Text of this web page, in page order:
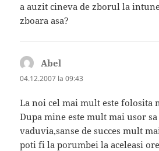
a auzit cineva de zborul la
zboara asa?
Abel
04.12.2007 la 09:43
La noi cel mai mult este folosita
Dupa mine este mult mai usor
vaduvia,sanse de succes mult
poti fi la porumbei la aceleasi